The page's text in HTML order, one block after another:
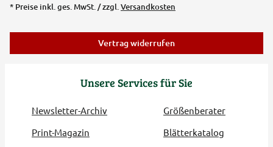
Unsere Services für Sie
Newsletter-Archiv
Größenberater
Print-Magazin
Blätterkatalog
* Preise inkl. ges. MwSt. / zzgl. Versandkosten
Vertrag widerrufen